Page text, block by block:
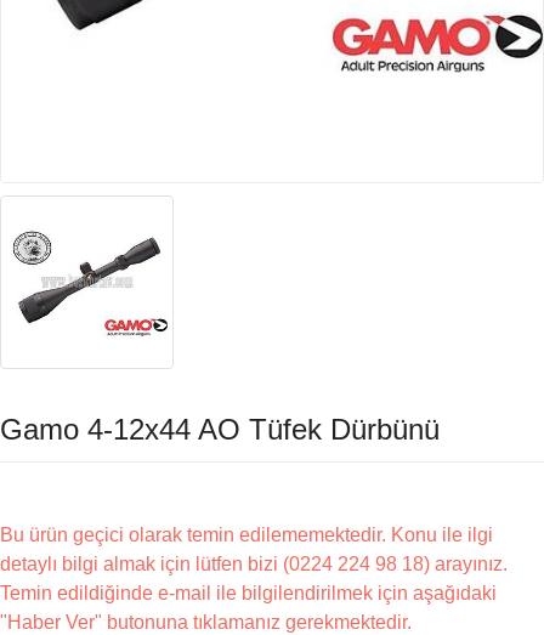
Gamo 4-12x44 AO Tüfek Dürbünü
Bu ürün geçici olarak temin edilememektedir. Konu ile ilgi
detaylı bilgi almak için lütfen bizi (0224 224 98 18) arayınız.
Temin edildiğinde e-mail ile bilgilendirilmek için aşağıdaki
"Haber Ver" butonuna tıklamanız gerekmektedir.